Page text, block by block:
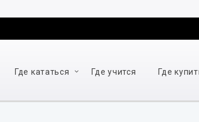
Где кататься Где учится Где